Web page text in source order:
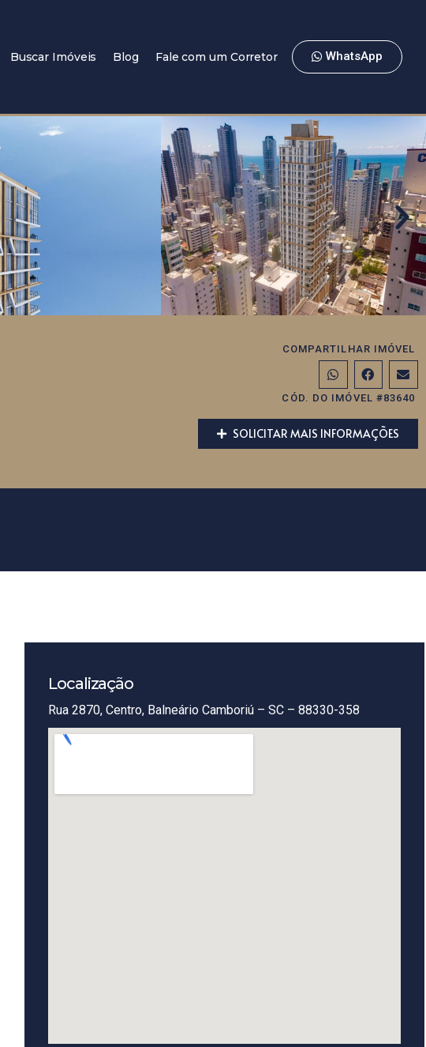
Buscar Imóveis Blog Fale com um Corretor WhatsApp
COMPARTILHAR IMÓVEL
CÓD. DO IMÓVEL #83640
SOLICITAR MAIS INFORMAÇÕES
Localização
Rua 2870, Centro, Balneário Camboriú – SC – 88330-358